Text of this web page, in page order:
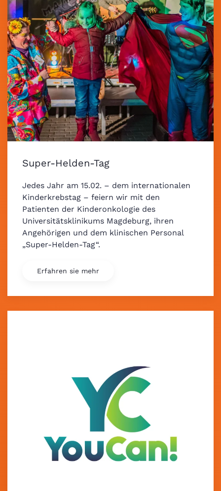
Super-Helden-Tag
Jedes Jahr am 15.02. – dem internationalen
Kinderkrebstag – feiern wir mit den
Patienten der Kinderonkologie des
Universitätsklinikums Magdeburg, ihren
Angehörigen und dem klinischen Personal
„Super-Helden-Tag“.
Erfahren sie mehr